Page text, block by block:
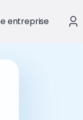
entreprise